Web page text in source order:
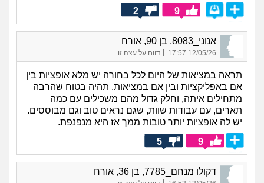
9
2
אנוני_8083, בן 90, אורח
12/05/26 17:57
| דווח על עצה זו
תראה במציאות של היום לכל בחורה יש מלא אופציות בין
אם באפליקציות ובין אם במציאות. תהיה בטוח שהרבה
מתחילים איתה, וחלק גדול מהם משכילים עם כמה
תארים, עם עבודות שוות, שגם נראים טוב וגם מבוססים.
יש לה אופציות יותר טובות ממך אז היא מנפנפת.
9
5
דקולו מנחם_7785, בן 36, אורח